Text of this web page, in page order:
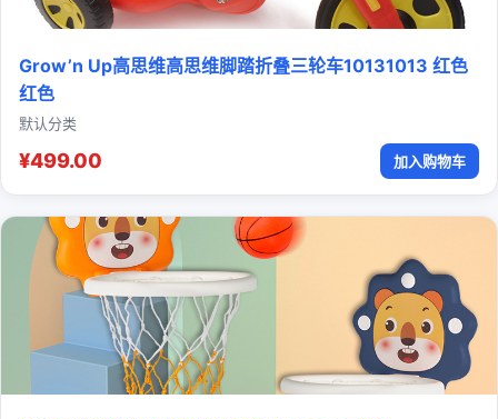
Grow’n Up高思维高思维脚踏折叠三轮车10131013 红色
红色
默认分类
¥499.00 加入购物车